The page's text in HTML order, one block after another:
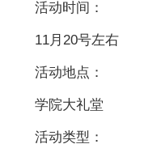
活动时间：
11月20号左右
活动地点：
学院大礼堂
活动类型：